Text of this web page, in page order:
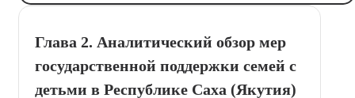
Глава 2. Аналитический обзор мер
государственной поддержки семей с
детьми в Республике Саха (Якутия)